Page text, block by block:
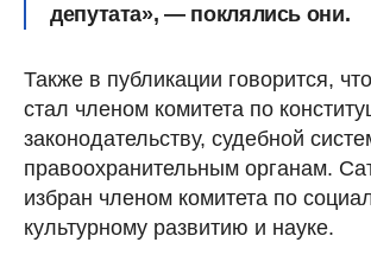
депутата», — поклялись они.
Также в публикации говорится,
стал членом комитета по
законодательству, судебной
правоохранительным органам.
избран членом комитета по
культурному развитию и науке.